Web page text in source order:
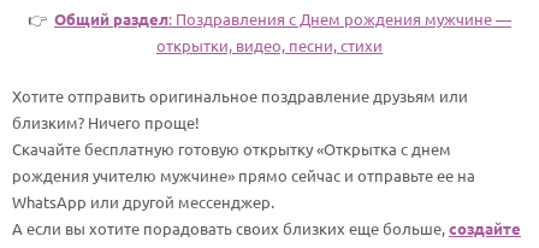
По именам
👉 Общий раздел: Поздравления с Днем рождения мужчине —
открытки, видео, песни, стихи
Хотите отправить оригинальное поздравление друзьям или
близким? Ничего проще!
Скачайте бесплатную готовую открытку «Открытка с днем
рождения учителю мужчине» прямо сейчас и отправьте ее на
WhatsApp или другой мессенджер.
А если вы хотите порадовать своих близких еще больше,создайте